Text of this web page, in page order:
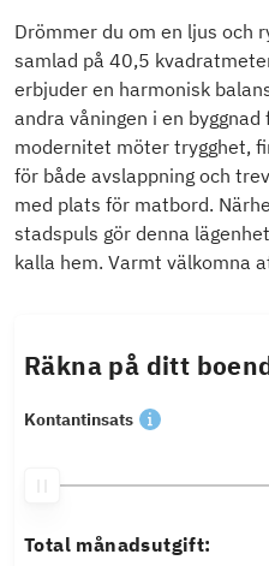
Drömmer du om en ljus och
samlad på 40,5
erbjuder en harmonisk
andra våningen i en
modernitet möter trygghet,
för både avslappning och
med plats för matbord.
stadspuls gör denna
kalla hem. Varmt välkomna
Räkna på ditt
Kontantinsats
Total månadsutgift: